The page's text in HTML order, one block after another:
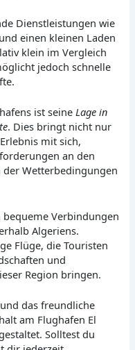
Dienstleistungen wie
einen kleinen Laden
klein im Vergleich
jedoch schnelle
ist seineLage in
. Dies bringt nicht nur
mit sich,
an den
Wetterbedingungen
bequeme Verbindungen
Algeriens.
Flüge, die Touristen
und
Region bringen.
das freundliche
am Flughafen El
Solltest du